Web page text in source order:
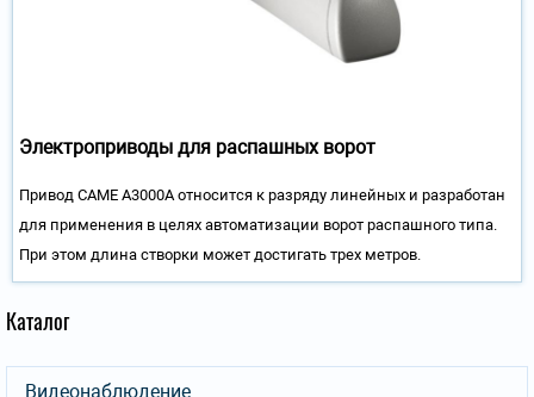
Электроприводы для распашных ворот
Привод CAME A3000А относится к разряду линейных и разработан
для применения в целях автоматизации ворот распашного типа.
При этом длина створки может достигать трех метров.
Каталог
Видеонаблюдение